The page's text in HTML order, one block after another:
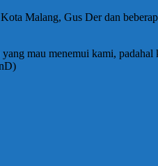
Malang, Gus Der dan
mau menemui kami,